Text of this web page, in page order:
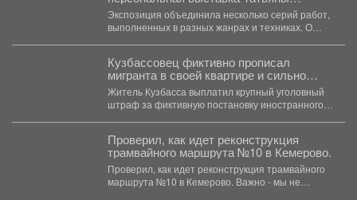
Никулиной "Между фактурой и
образом".
Экспозиция объединила несколько серий работ,
выполненных в разных жанрах и техниках. О
Кузбассовец фиктивно прописал
мигранта в своей квартире и сильно
пожалел
Житель Кузбасса выплатил крупный уголовный
штраф за фиктивную постановку иностранного
Проверил, как идет реконструкция
трамвайного маршрута №10 в Кемерово.
Проверил, как идет реконструкция трамвайного
маршрута №10 в Кемерово. Важно - мы не